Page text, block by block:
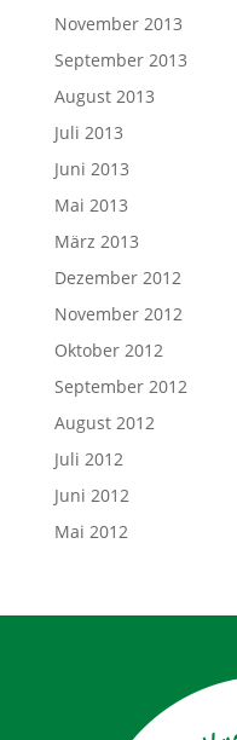
November 2013
September 2013
August 2013
Juli 2013
Juni 2013
Mai 2013
März 2013
Dezember 2012
November 2012
Oktober 2012
September 2012
August 2012
Juli 2012
Juni 2012
Mai 2012